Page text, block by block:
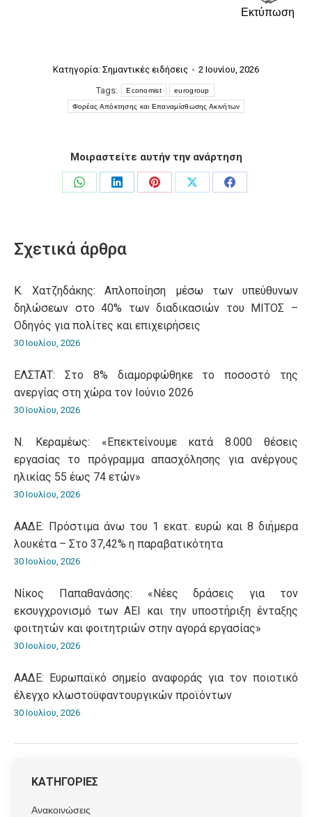
Εκτύπωση
Κατηγορία: Σημαντικές ειδήσεις
2 Ιουνίου, 2026
Tags:
Economist eurogroup
Φορέας Απόκτησης και Επαναμίσθωσης Ακινήτων
Μοιραστείτε αυτήν την ανάρτηση
Share
Share
Share
Share
Share
Σχετικά άρθρα
Κ. Χατζηδάκης: Aπλοποίηση μέσω των υπεύθυνων
δηλώσεων στο 40% των διαδικασιών του ΜΙΤΟΣ –
Οδηγός για πολίτες και επιχειρήσεις
30 Ιουλίου, 2026
ΕΛΣΤΑΤ: Στο 8% διαμορφώθηκε το ποσοστό της
ανεργίας στη χώρα τον Ιούνιο 2026
30 Ιουλίου, 2026
Ν. Κεραμέως: «Επεκτείνουμε κατά 8.000 θέσεις
εργασίας το πρόγραμμα απασχόλησης για ανέργους
ηλικίας 55 έως 74 ετών»
30 Ιουλίου, 2026
ΑΑΔΕ: Πρόστιμα άνω του 1 εκατ. ευρώ και 8 διήμερα
λουκέτα – Στο 37,42% η παραβατικότητα
30 Ιουλίου, 2026
Νίκος Παπαθανάσης: «Νέες δράσεις για τον
εκσυγχρονισμό των ΑΕΙ και την υποστήριξη ένταξης
φοιτητών και φοιτητριών στην αγορά εργασίας»
30 Ιουλίου, 2026
ΑΑΔΕ: Ευρωπαϊκό σημείο αναφοράς για τον ποιοτικό
έλεγχο κλωστοϋφαντουργικών προϊόντων
30 Ιουλίου, 2026
ΚΑΤΗΓΟΡΙΕΣ
Ανακοινώσεις